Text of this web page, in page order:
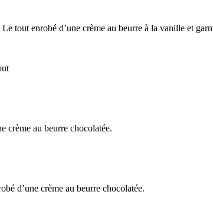
tout enrobé d’une crème au beurre à la vanille et
crème au beurre chocolatée.
d’une crème au beurre chocolatée.